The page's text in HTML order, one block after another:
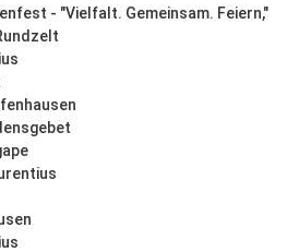
- "Vielfalt. Gemeinsam. Feiern,"